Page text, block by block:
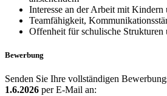
Interesse an der Arbeit mit Kindern
Teamfähigkeit,
Offenheit für schulische Strukturen
Bewerbung
Senden Sie Ihre vollständigen
1.6.2026 per E-Mail an: